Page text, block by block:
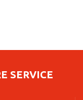
SERVICE